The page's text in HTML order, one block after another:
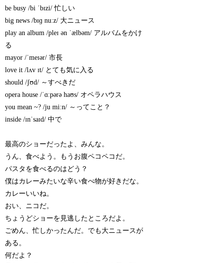
be busy /bi ˈbɪzi/ 忙しい
big news /bɪɡ nuːz/ 大ニュース
play an album /pleɪ ən ˈælbəm/ アルバムをかけ
る
mayor /ˈmeɪər/ 市長
love it /lʌv ɪt/ とても気に入る
should /ʃʊd/ ～すべきだ
opera house /ˈɑːpərə haʊs/ オペラハウス
you mean ~? /ju miːn/ ～ってこと？
inside /ɪnˈsaɪd/ 中で
最高のショーだったよ、みんな。
うん、食べよう。もうお腹ペコペコだ。
パスタを食べるのはどう？
僕はカレーみたいな辛い食べ物が好きだな。
カレーいいね。
おい、ニコだ。
ちょうどショーを見逃したところだよ。
ごめん、忙しかったんだ。でも大ニュースが
ある。
何だよ？